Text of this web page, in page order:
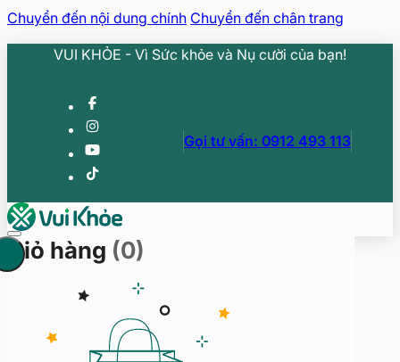
Chuyển đến nội dung chính Chuyển đến chân trang
VUI KHỎE - Vì Sức khỏe và Nụ cười của bạn!
Gọi tư vấn: 0912 493 113
Giỏ hàng (0)